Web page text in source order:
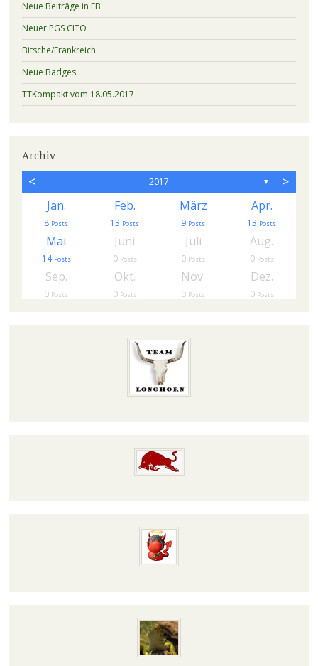
Neue Beiträge in FB
Neuer PGS CITO
Bitsche/Frankreich
Neue Badges
TTKompakt vom 18.05.2017
Archiv
< 2017 ▼ >
Jan.
8 Posts
Feb.
13 Posts
März
9 Posts
Apr.
13 Posts
Mai
14 Posts
Juni
0 Posts
Juli
0 Posts
Aug.
0 Posts
Sep.
0 Posts
Okt.
0 Posts
Nov.
0 Posts
Dez.
0 Posts